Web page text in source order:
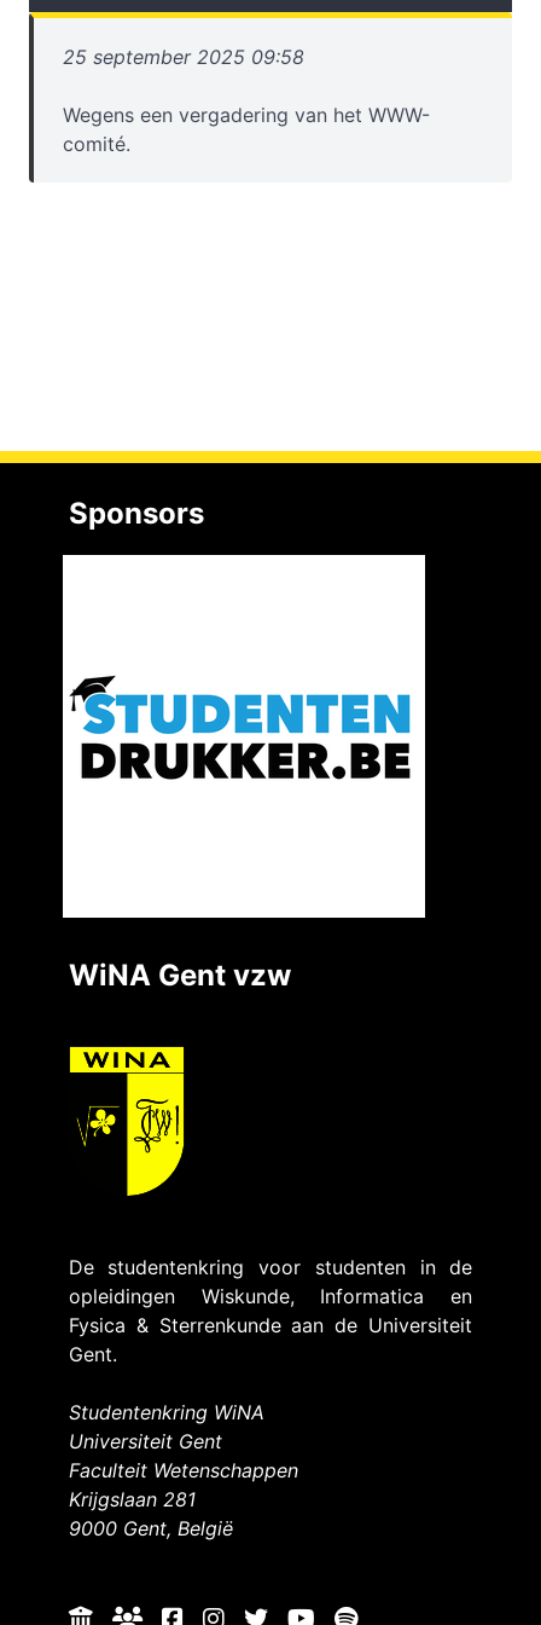
25 september 2025 09:58
Wegens een vergadering van het WWW-
comité.
Sponsors
WiNA Gent vzw
De studentenkring voor studenten in de
opleidingen Wiskunde, Informatica en
Fysica & Sterrenkunde aan de Universiteit
Gent.
Studentenkring WiNA
Universiteit Gent
Faculteit Wetenschappen
Krijgslaan 281
9000 Gent, België